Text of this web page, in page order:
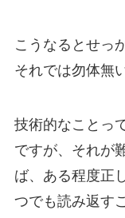
こうなるとせっ
それでは勿体無
技術的なことっ
ですが、それが
ば、ある程度正
つでも読み返す